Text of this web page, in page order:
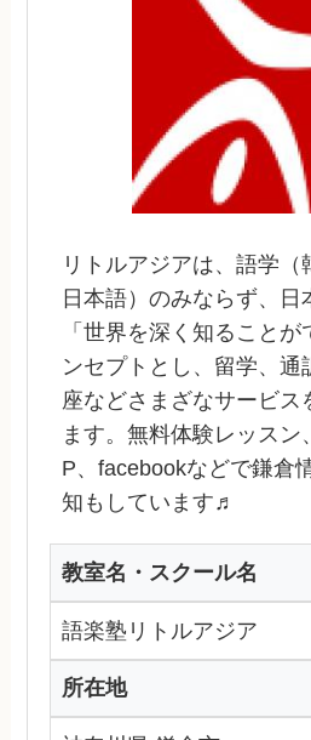
リトルアジアは、語学（
日本語）のみならず、日
「世界を深く知ること
ンセプトとし、留学、通
座などさまざなサービス
ます。無料体験レッスン
P、facebookなどで鎌倉
知もしています♬
教室名・スクール名
語楽塾リトルアジア
所在地